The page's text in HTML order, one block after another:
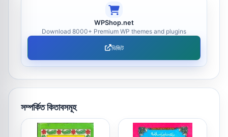
WPShop.net
Download 8000+ Premium WP themes and plugins
ভিজিট
সম্পর্কিত কিতাবসমূহ